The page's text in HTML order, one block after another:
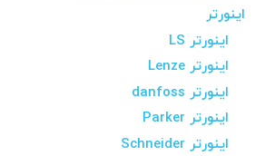
اینورتر
اینورتر LS
اینورتر Lenze
اینورتر danfoss
اینورتر Parker
اینورتر Schneider